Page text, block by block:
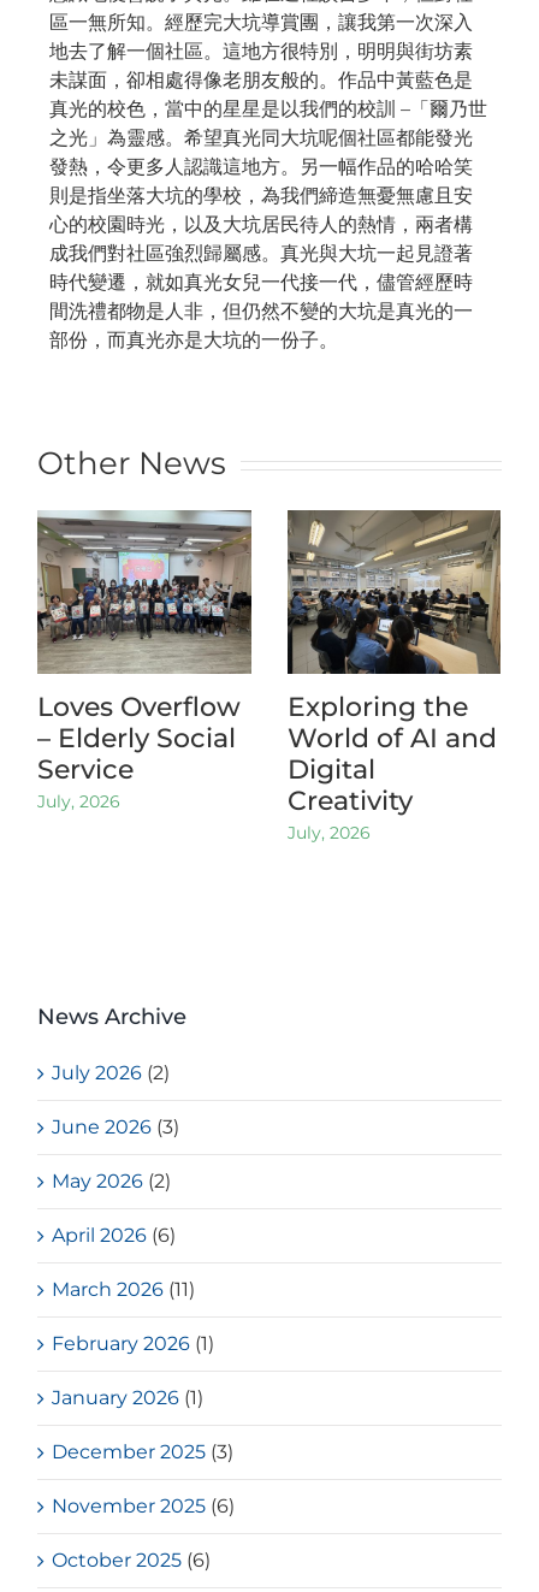
區一無所知。經歷完大坑導賞團，讓我第一次深入
地去了解一個社區。這地方很特別，明明與街坊素
未謀面，卻相處得像老朋友般的。作品中黃藍色是
真光的校色，當中的星星是以我們的校訓 –「爾乃世
之光」為靈感。希望真光同大坑呢個社區都能發光
發熱，令更多人認識這地方。另一幅作品的哈哈笑
則是指坐落大坑的學校，為我們締造無憂無慮且安
心的校園時光，以及大坑居民待人的熱情，兩者構
成我們對社區強烈歸屬感。真光與大坑一起見證著
時代變遷，就如真光女兒一代接一代，儘管經歷時
間洗禮都物是人非，但仍然不變的大坑是真光的一
部份，而真光亦是大坑的一份子。
Other News
Loves Overflow
– Elderly Social
Service
July, 2026
Exploring the
World of AI and
Digital
Creativity
July, 2026
News Archive
July 2026 (2)
June 2026 (3)
May 2026 (2)
April 2026 (6)
March 2026 (11)
February 2026 (1)
January 2026 (1)
December 2025 (3)
November 2025 (6)
October 2025 (6)